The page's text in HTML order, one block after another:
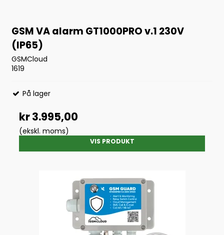
GSM VA alarm GT1000PRO v.1 230V
(IP65)
GSMCloud
1619
På lager
kr 3.995,00
(ekskl. moms)
VIS PRODUKT